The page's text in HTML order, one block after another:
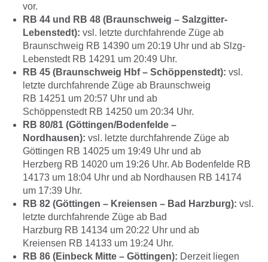
vor.
RB 44 und RB 48 (Braunschweig – Salzgitter-
Lebenstedt): vsl. letzte durchfahrende Züge ab
Braunschweig RB 14390 um 20:19 Uhr und ab Slzg-
Lebenstedt RB 14291 um 20:49 Uhr.
RB 45 (Braunschweig Hbf – Schöppenstedt): vsl.
letzte durchfahrende Züge ab Braunschweig
RB 14251 um 20:57 Uhr und ab
Schöppenstedt RB 14250 um 20:34 Uhr.
RB 80/81 (Göttingen/Bodenfelde –
Nordhausen): vsl. letzte durchfahrende Züge ab
Göttingen RB 14025 um 19:49 Uhr und ab
Herzberg RB 14020 um 19:26 Uhr. Ab Bodenfelde RB
14173 um 18:04 Uhr und ab Nordhausen RB 14174
um 17:39 Uhr.
RB 82 (Göttingen – Kreiensen – Bad Harzburg): vsl.
letzte durchfahrende Züge ab Bad
Harzburg RB 14134 um 20:22 Uhr und ab
Kreiensen RB 14133 um 19:24 Uhr.
RB 86 (Einbeck Mitte – Göttingen): Derzeit liegen